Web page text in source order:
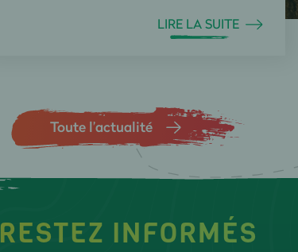
LIRE LA SUITE
Toute l’actualité
RESTEZ INFORMÉS